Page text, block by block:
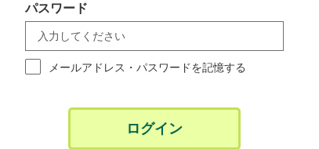
パスワード
メールアドレス・パスワードを記憶する
ログイン